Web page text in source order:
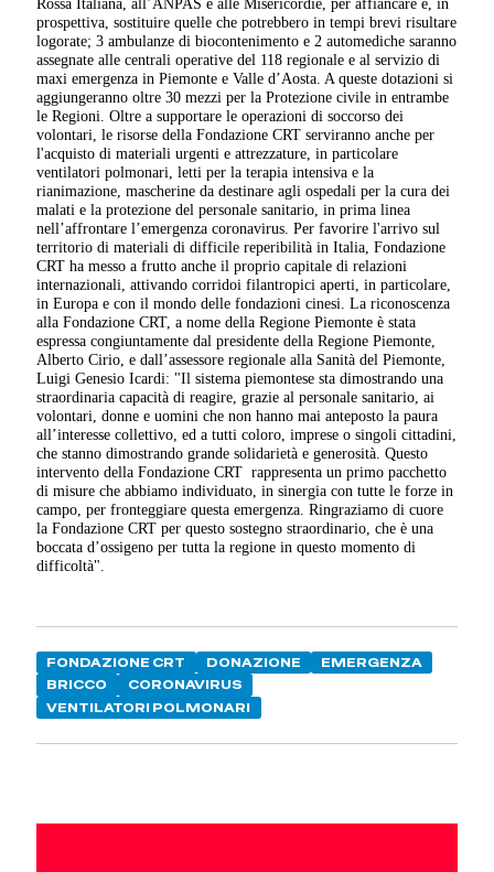
prospettiva, sostituire quelle che potrebbero in tempi brevi risultare
logorate; 3 ambulanze di biocontenimento e 2 automediche saranno
assegnate alle centrali operative del 118 regionale e al servizio di
maxi emergenza in Piemonte e Valle d’Aosta. A queste dotazioni si
aggiungeranno oltre 30 mezzi per la Protezione civile in entrambe
le Regioni. Oltre a supportare le operazioni di soccorso dei
volontari, le risorse della Fondazione CRT serviranno anche per
l'acquisto di materiali urgenti e attrezzature, in particolare
ventilatori polmonari, letti per la terapia intensiva e la
rianimazione, mascherine da destinare agli ospedali per la cura dei
malati e la protezione del personale sanitario, in prima linea
nell’affrontare l’emergenza coronavirus. Per favorire l'arrivo sul
territorio di materiali di difficile reperibilità in Italia, Fondazione
CRT ha messo a frutto anche il proprio capitale di relazioni
internazionali, attivando corridoi filantropici aperti, in particolare,
in Europa e con il mondo delle fondazioni cinesi. La riconoscenza
alla Fondazione CRT, a nome della Regione Piemonte è stata
espressa congiuntamente dal presidente della Regione Piemonte,
Alberto Cirio, e dall’assessore regionale alla Sanità del Piemonte,
Luigi Genesio Icardi: "Il sistema piemontese sta dimostrando una
straordinaria capacità di reagire, grazie al personale sanitario, ai
volontari, donne e uomini che non hanno mai anteposto la paura
all’interesse collettivo, ed a tutti coloro, imprese o singoli cittadini,
che stanno dimostrando grande solidarietà e generosità. Questo
intervento della Fondazione CRT rappresenta un primo pacchetto
di misure che abbiamo individuato, in sinergia con tutte le forze in
campo, per fronteggiare questa emergenza. Ringraziamo di cuore
la Fondazione CRT per questo sostegno straordinario, che è una
boccata d’ossigeno per tutta la regione in questo momento di
difficoltà".
FONDAZIONE CRT DONAZIONE
EMERGENZA
BRICCO
CORONAVIRUS
VENTILATORI POLMONARI